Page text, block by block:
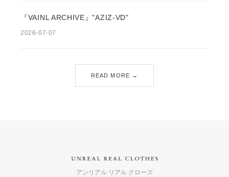
『VAINL ARCHIVE』"AZIZ-VD"
2026-07-07
READ MORE →
アンリアル リアル クローズ